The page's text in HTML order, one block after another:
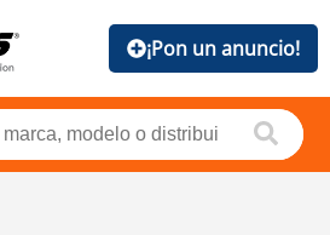
¡Pon un anuncio!